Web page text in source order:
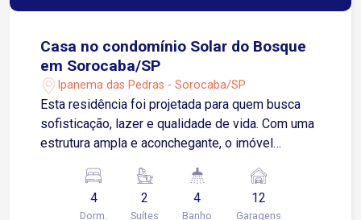
Casa no condomínio Solar do Bosque
em Sorocaba/SP
Ipanema das Pedras - Sorocaba/SP
Esta residência foi projetada para quem busca
sofisticação, lazer e qualidade de vida. Com uma
estrutura ampla e aconchegante, o imóvel
com closet 2 quartos com banheiro americano
Cozinha espaçosa Sala de jantar integrada Sala
4
Dorm.
2
Suítes
4
Banho
12
Garagens